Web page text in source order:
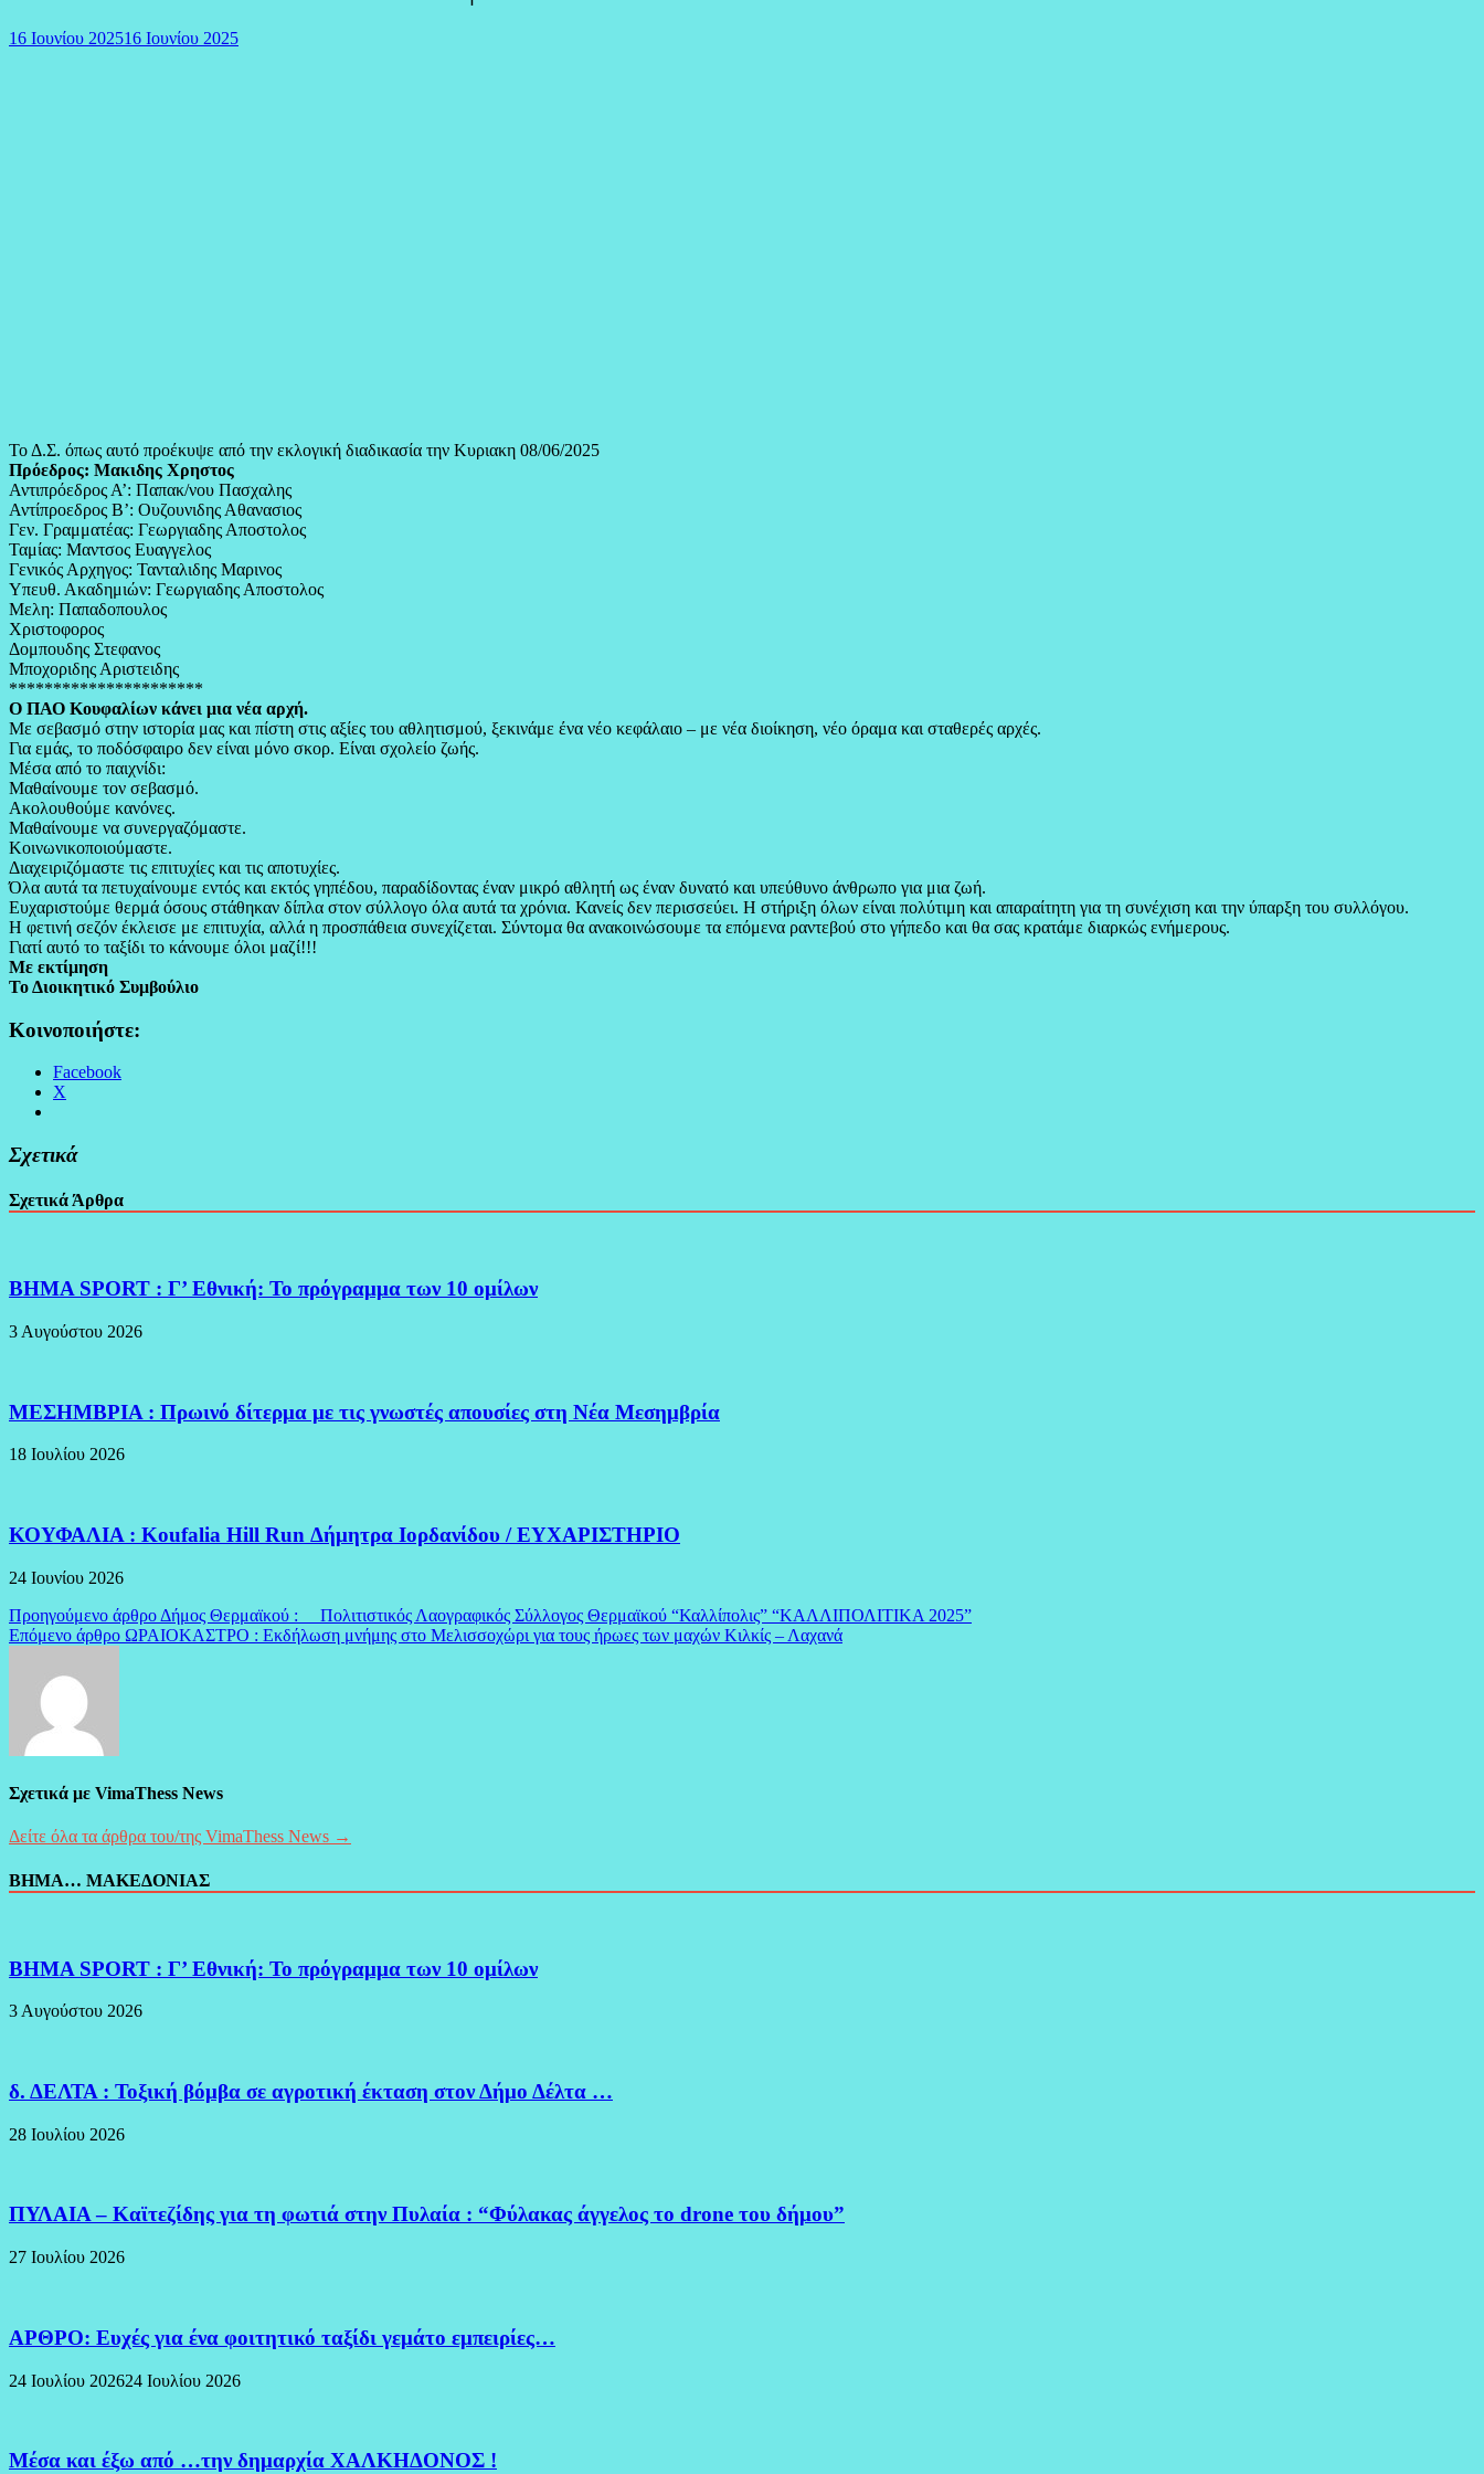
16 Ιουνίου 202516 Ιουνίου 2025
Το Δ.Σ. όπως αυτό προέκυψε από την εκλογική διαδικασία την Κυριακη 08/06/2025
Πρόεδρος: Μακιδης Χρηστος
Αντιπρόεδρος Α’: Παπακ/νου Πασχαλης
Αντίπροεδρος Β’: Ουζουνιδης Αθανασιος
Γεν. Γραμματέας: Γεωργιαδης Αποστολος
Ταμίας: Μαντσος Ευαγγελος
Γενικός Αρχηγος: Τανταλιδης Μαρινος
Υπευθ. Ακαδημιών: Γεωργιαδης Αποστολος
Μελη: Παπαδοπουλος
Χριστοφορος
Δομπουδης Στεφανος
Μποχοριδης Αριστειδης
**********************
Ο ΠΑΟ Κουφαλίων κάνει μια νέα αρχή.
Με σεβασμό στην ιστορία μας και πίστη στις αξίες του αθλητισμού, ξεκινάμε ένα νέο κεφάλαιο – με νέα διοίκηση, νέο όραμα και σταθερές αρχές.
Για εμάς, το ποδόσφαιρο δεν είναι μόνο σκορ. Είναι σχολείο ζωής.
Μέσα από το παιχνίδι:
Μαθαίνουμε τον σεβασμό.
Ακολουθούμε κανόνες.
Μαθαίνουμε να συνεργαζόμαστε.
Κοινωνικοποιούμαστε.
Διαχειριζόμαστε τις επιτυχίες και τις αποτυχίες.
Όλα αυτά τα πετυχαίνουμε εντός και εκτός γηπέδου, παραδίδοντας έναν μικρό αθλητή ως έναν δυνατό και υπεύθυνο άνθρωπο για μια ζωή.
Ευχαριστούμε θερμά όσους στάθηκαν δίπλα στον σύλλογο όλα αυτά τα χρόνια. Κανείς δεν περισσεύει. Η στήριξη όλων είναι πολύτιμη και απαραίτητη για τη συνέχιση και την ύπαρξη του συλλόγου.
Η φετινή σεζόν έκλεισε με επιτυχία, αλλά η προσπάθεια συνεχίζεται. Σύντομα θα ανακοινώσουμε τα επόμενα ραντεβού στο γήπεδο και θα σας κρατάμε διαρκώς ενήμερους.
Γιατί αυτό το ταξίδι το κάνουμε όλοι μαζί!!!
Με εκτίμηση
Το Διοικητικό Συμβούλιο
Κοινοποιήστε:
Facebook
X
Σχετικά
Σχετικά Άρθρα
BHMA SPORT : Γ’ Εθνική: Το πρόγραμμα των 10 ομίλων
3 Αυγούστου 2026
ΜΕΣΗΜΒΡΙΑ : Πρωινό δίτερμα με τις γνωστές απουσίες στη Νέα Μεσημβρία
18 Ιουλίου 2026
ΚΟΥΦΑΛΙΑ : Koufalia Hill Run Δήμητρα Ιορδανίδου / ΕΥΧΑΡΙΣΤΗΡΙΟ
24 Ιουνίου 2026
Πλοήγηση
άρθρων
Προηγούμενο άρθρο Δήμος Θερμαϊκού : Πολιτιστικός Λαογραφικός Σύλλογος Θερμαϊκού “Καλλίπολις” “ΚΑΛΛΙΠΟΛΙΤΙΚΑ 2025”
Επόμενο άρθρο ΩΡΑΙΟΚΑΣΤΡΟ : Εκδήλωση μνήμης στο Μελισσοχώρι για τους ήρωες των μαχών Κιλκίς – Λαχανά
Σχετικά με VimaThess News
Δείτε όλα τα άρθρα του/της VimaThess News →
ΒΗΜΑ… ΜΑΚΕΔΟΝΙΑΣ
BHMA SPORT : Γ’ Εθνική: Το πρόγραμμα των 10 ομίλων
3 Αυγούστου 2026
δ. ΔΕΛΤΑ : Τοξική βόμβα σε αγροτική έκταση στον Δήμο Δέλτα …
28 Ιουλίου 2026
ΠΥΛΑΙΑ – Καϊτεζίδης για τη φωτιά στην Πυλαία : “Φύλακας άγγελος το drone του δήμου”
27 Ιουλίου 2026
ΑΡΘΡΟ: Ευχές για ένα φοιτητικό ταξίδι γεμάτο εμπειρίες…
24 Ιουλίου 202624 Ιουλίου 2026
Μέσα και έξω από …την δημαρχία ΧΑΛΚΗΔΟΝΟΣ !